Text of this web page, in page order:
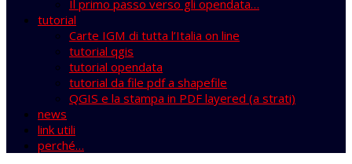
Il primo passo verso gli opendata…
tutorial
Carte IGM di tutta l’Italia on line
tutorial qgis
tutorial opendata
tutorial da file pdf a shapefile
QGIS e la stampa in PDF layered (a strati)
news
link utili
perché…